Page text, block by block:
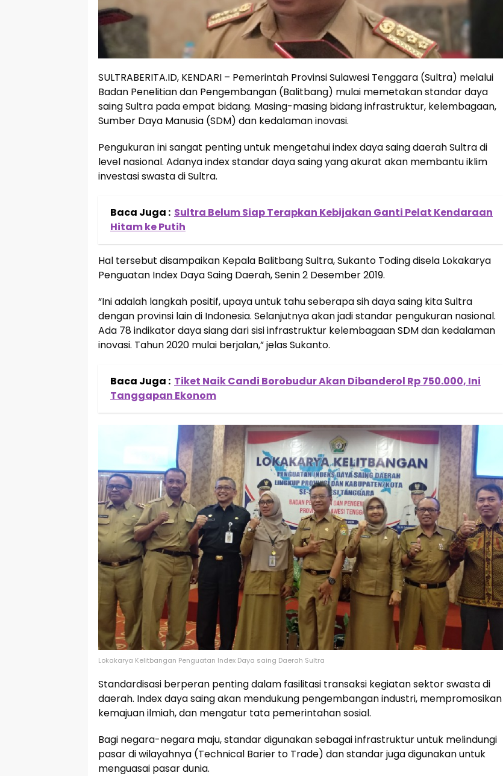
SULTRABERITA.ID, KENDARI – Pemerintah Provinsi Sulawesi Tenggara (Sultra) melalui
Badan Penelitian dan Pengembangan (Balitbang) mulai memetakan standar daya
saing Sultra pada empat bidang. Masing-masing bidang infrastruktur, kelembagaan,
Sumber Daya Manusia (SDM) dan kedalaman inovasi.
Pengukuran ini sangat penting untuk mengetahui index daya saing daerah Sultra di
level nasional. Adanya index standar daya saing yang akurat akan membantu iklim
investasi swasta di Sultra.
Baca Juga : Sultra Belum Siap Terapkan Kebijakan Ganti Pelat Kendaraan
Hitam ke Putih
Hal tersebut disampaikan Kepala Balitbang Sultra, Sukanto Toding disela Lokakarya
Penguatan Index Daya Saing Daerah, Senin 2 Desember 2019.
“Ini adalah langkah positif, upaya untuk tahu seberapa sih daya saing kita Sultra
dengan provinsi lain di Indonesia. Selanjutnya akan jadi standar pengukuran nasional.
Ada 78 indikator daya siang dari sisi infrastruktur kelembagaan SDM dan kedalaman
inovasi. Tahun 2020 mulai berjalan,” jelas Sukanto.
Baca Juga : Tiket Naik Candi Borobudur Akan Dibanderol Rp 750.000, Ini
Tanggapan Ekonom
Lokakarya Kelitbangan Penguatan Index Daya saing Daerah Sultra
Standardisasi berperan penting dalam fasilitasi transaksi kegiatan sektor swasta di
daerah. Index daya saing akan mendukung pengembangan industri, mempromosikan
kemajuan ilmiah, dan mengatur tata pemerintahan sosial.
Bagi negara-negara maju, standar digunakan sebagai infrastruktur untuk melindungi
pasar di wilayahnya (Technical Barier to Trade) dan standar juga digunakan untuk
menguasai pasar dunia.